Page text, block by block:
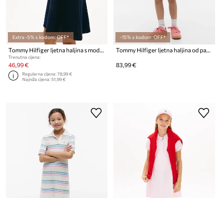
Extra -5% s kodom: OFF*
Tommy Hilfiger ljetna haljina s modalom
Trenutna cijena:
46,99 €
Regularna cijena:78,99 €
Najniža cijena:51,99 €
-15% s kodom: OFF*
Tommy Hilfiger ljetna haljina od pamuka
83,99 €